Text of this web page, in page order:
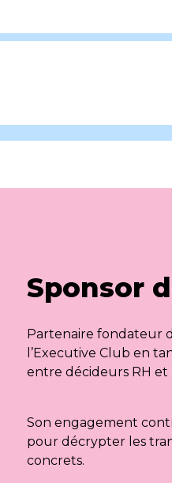
Sponsor
Partenaire fondateur
l’Executive Club en
entre décideurs RH et
Son engagement
pour décrypter les
concrets.